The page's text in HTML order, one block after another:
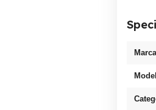
Marca
Model